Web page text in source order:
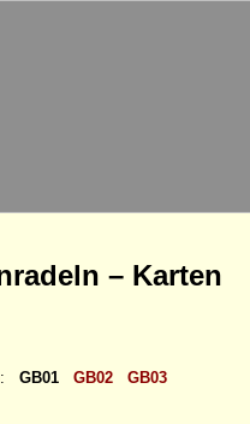
– Karten
: GB01 GB02 GB03